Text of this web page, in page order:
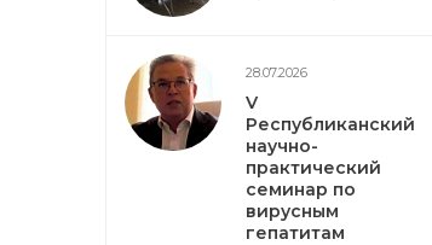
28.07.2026
V
Республиканский
научно-
практический
семинар по
вирусным
гепатитам